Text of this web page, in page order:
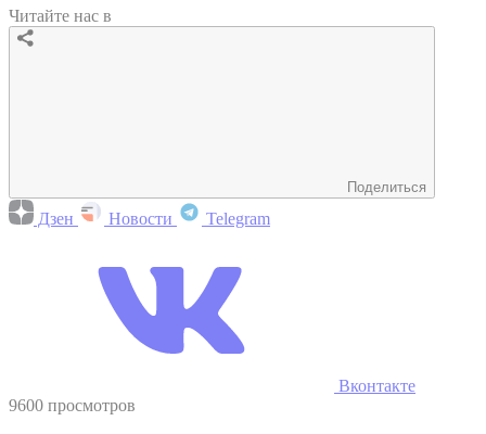
Читайте нас в
Поделиться
Дзен Новости Telegram
Вконтакте
9600 просмотров